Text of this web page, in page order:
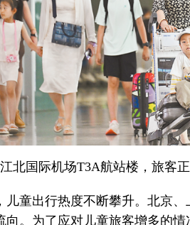
北国际机场T3A航站楼，旅客
儿童出行热度不断攀升。北京
向。为了应对儿童旅客增多的